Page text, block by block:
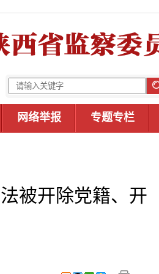
网络举报 专题专栏
被开除党籍、开